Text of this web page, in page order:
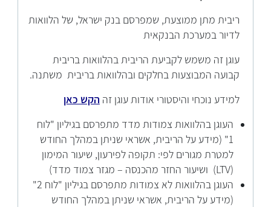
ריבית מתן ממוצעת, שמפרסם בנק ישראל, של הלוואות
לדיור במערכת הבנקאית
עוגן זה משמש לקביעת הריבית בהלוואות בריבית
קבועה המבוצעות בחלקים ובהלוואות בריבית משתנה.
למידע נוכחי והיסטורי אודות עוגן זה הקש כאן
העוגן בהלוואות צמודות מדד מתפרסם בגיליון "לוח
1" (מידע על הריבית, אשראי שניתן במהלך החודש
למטרת מגורים לפי: תקופה לפירעון, שיעור המימון
(LTV) ושיעור החזר מהכנסה – מגזר צמוד מדד)
העוגן בהלוואות לא צמודות מתפרסם בגיליון "לוח 2"
(מידע על הריבית, אשראי שניתן במהלך החודש